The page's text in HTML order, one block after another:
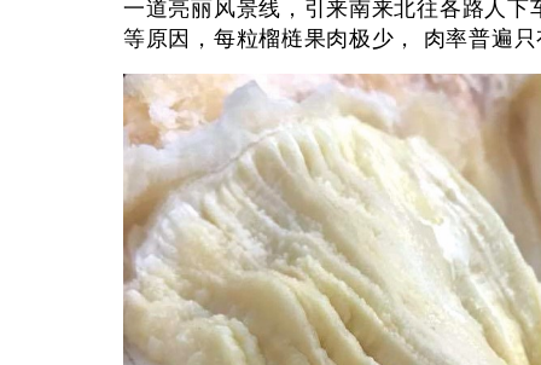
一道亮丽风景线，引来南来北往各路人
等原因，每粒榴梿果肉极少， 肉率普遍